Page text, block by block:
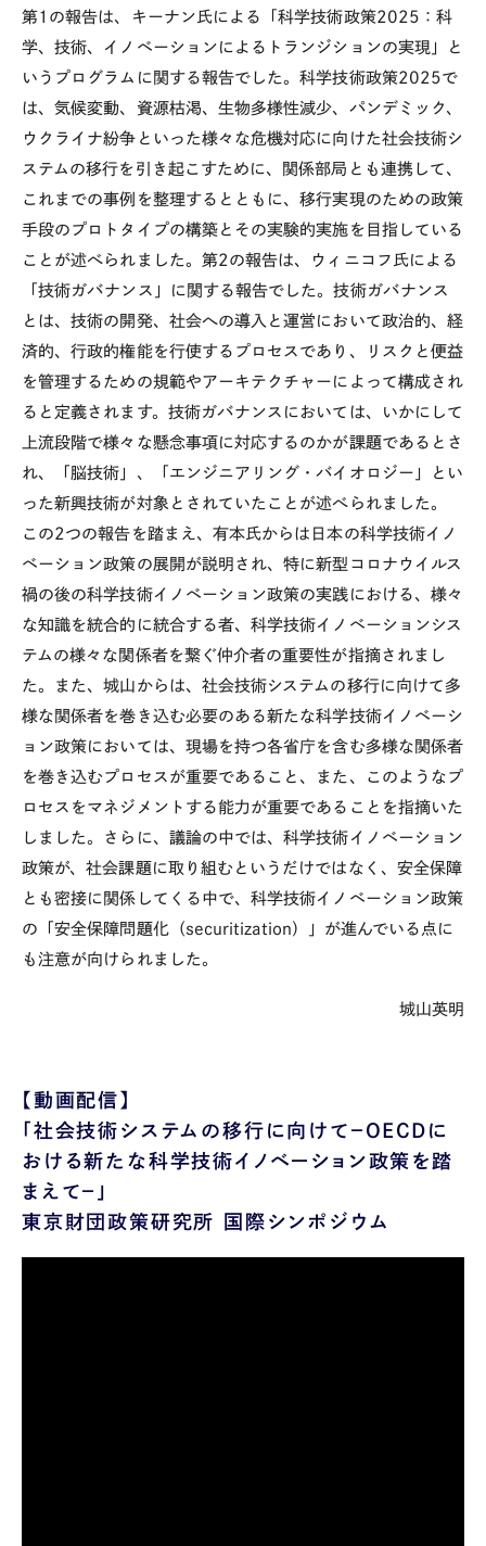
第1 の報告は、キーナン氏による「科学技術政策2025 ：科
学、技術、イノベーションによるトランジションの実現」と
いうプログラムに関する報告でした。科学技術政策2025で
は、気候変動、資源枯渇、生物多様性減少、パンデミック、
ウクライナ紛争といった様々な危機対応に向けた社会技術シ
ステムの移行を引き起こすために、関係部局とも連携して、
これまでの事例を整理するとともに、移行実現のための政策
手段のプロトタイプの構築とその実験的実施を目指している
ことが述べられました。第2 の報告は、ウィニコフ氏による
「技術ガバナンス」に関する報告でした。技術ガバナンス
とは、技術の開発、社会への導入と運営において政治的、経
済的、行政的権能を行使するプロセスであり、リスクと便益
を管理するための規範やアーキテクチャーによって構成され
ると定義されます。技術ガバナンスにおいては、いかにして
上流段階で様々な懸念事項に対応するのかが課題であるとさ
れ、「脳技術」、「エンジニアリング・バイオロジー」とい
った新興技術が対象とされていたことが述べられました。
この2 つの報告を踏まえ、有本氏からは日本の科学技術イノ
ベーション政策の展開が説明され、特に新型コロナウイルス
禍の後の科学技術イノベーション政策の実践における、様々
な知識を統合的に統合する者、科学技術イノベーションシス
テムの様々な関係者を繋ぐ仲介者の重要性が指摘されまし
た。また、城山からは、社会技術システムの移行に向けて多
様な関係者を巻き込む必要のある新たな科学技術イノベーシ
ョン政策においては、現場を持つ各省庁を含む多様な関係者
を巻き込むプロセスが重要であること、また、このようなプ
ロセスをマネジメントする能力が重要であることを指摘いた
しました。さらに、議論の中では、科学技術イノベーション
政策が、社会課題に取り組むというだけではなく、安全保障
とも密接に関係してくる中で、科学技術イノベーション政策
の「安全保障問題化（securitization）」が進んでいる点に
も注意が向けられました。
城山英明
【動画配信】
「社会技術システムの移行に向けて－OECDに
おける新たな科学技術イノベーション政策を踏
まえて－」
東京財団政策研究所 国際シンポジウム